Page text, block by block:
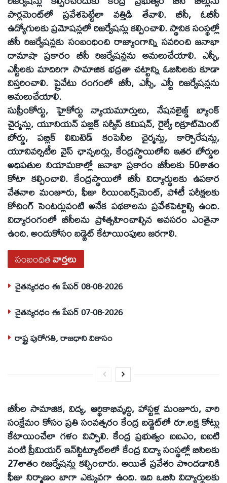
పార్లమెంట్‌లో ప్రవేశపెట్టేలా వత్తిడి తేవాలి. బీసీ, ఓబీసీ
ఉద్యోగులకు ప్రమోషన్లలో రిజర్వేషన్లు కల్పించాలి. స్థానిక సంస్థల్లో
బీసీ రిజర్వేషన్లకు సంబంధించి రాజ్యాంగాన్ని సవరించి జనాభా
దామాషా ప్రకారం బీసీ రిజర్వేషన్లను అమలుచేయాలి. ఎస్సీ,
ఎస్టీలకు మాదిరిగా సామాజిక భద్రతా చట్టాన్ని ఓబిసిలకు కూడా
విస్తరించాలి. ప్రైవేటు రంగంలో బీసీ, ఎస్సీ, ఎస్టీ రిజర్వేషన్లను
అమలుచేయాలి.
సుప్రీంకోర్టు, హైకోర్టు న్యాయమూర్తులు, నేషనలైజ్డ్‌ బ్యాంక్‌
చైర్మన్లు, యూనియన్‌ పబ్లిక్‌ సర్వీస్‌ కమిషన్‌, రైల్వే రిక్రూట్‌మెంట్‌
బోర్డు, పబ్లిక్‌ లిమిటెడ్‌ కంపెనీల చైర్మన్లు, కార్పొరేషన్లు,
యూనివర్సిటీల వైస్‌ ఛాన్సలర్లు, కేంద్రస్థాయిలోని ఇతర బోర్డుల
అధిపతుల నియామకాల్లో జనాభా ప్రకారం బీసీలకు 50శాతం
కోటా కల్పించాలి. కేంద్రస్థాయిలో బీసీ విద్యార్థులకు ఉపకార
వేతనాల మంజూరు, ఫీజు రీయింబర్స్‌మెంట్‌, పోటీ పరీక్షలకు
కోచింగ్‌ సెంటర్లువంటి అనేక పథకాలను ప్రవేశపెట్టాల్సి ఉంది.
విద్యారంగంలో బీసీలను ప్రోత్సహించాల్సిన అవసరం ఎంతైనా
ఉంది. అందుకోసం బడ్జెట్‌ కేటాయింపులు జరగాలి.
సంబంధితవార్తలు
చైతన్యరధం ఈ పేపర్ 08-08-2026
చైతన్యరధం ఈ పేపర్ 07-08-2026
రాష్ట్ర పురోగతి, రాజధాని వికాసం
బీసీల సామాజిక, విద్య, ఆర్థికాభివృద్ధి, హాస్టళ్ల మంజూరు, వారి
సంక్షేమం కోసం ప్రతి సంవత్సరం కేంద్ర బడ్జెట్‌లో రూ.లక్ష కోట్లు
కేటాయించేలా గళం విప్పాలి. కేంద్ర ప్రభుత్వం ఐఐఎం, ఐఐటి
వంటి ప్రీమియర్‌ ఇన్‌స్టిట్యూట్‌లలో కేంద్ర విద్యా సంస్థల్లో బిసిలకు
27శాతం రిజర్వేషన్లు కల్పించారు. అయితే ప్రవేశం పొందడానికి
ఫీజు నిర్మాణం బాగా ఎక్కువగా ఉంది. ఇది ఒబిసి విద్యార్థులకు